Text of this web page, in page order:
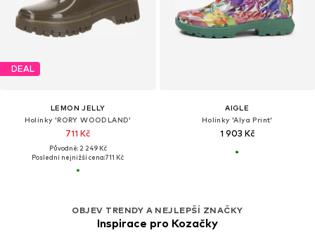
DEAL
LEMON JELLY
Holínky 'RORY WOODLAND'
711 Kč
Původně: 2 249 Kč
Poslední nejnižší cena:711 Kč
AIGLE
Holínky 'Alya Print'
1 903 Kč
OBJEV TRENDY A NEJLEPŠÍ ZNAČKY
Inspirace pro Kozačky